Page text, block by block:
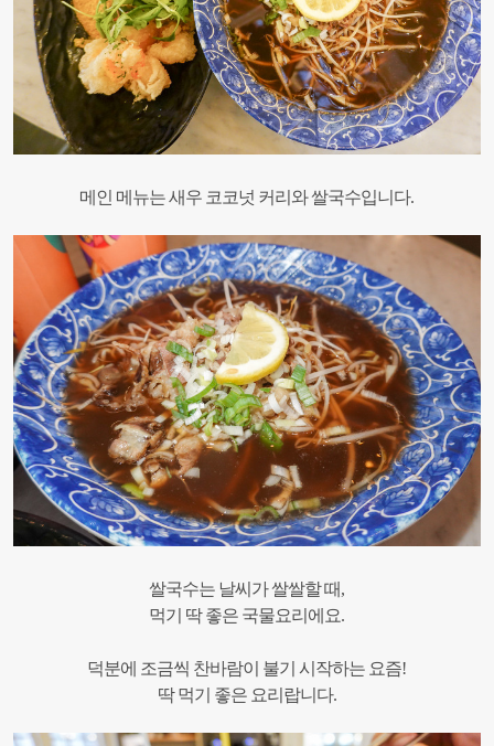
메인 메뉴는 새우 코코넛 커리와 쌀국수입니다.
쌀국수는 날씨가 쌀쌀할 때,
먹기 딱 좋은 국물요리에요.
덕분에 조금씩 찬바람이 불기 시작하는 요즘!
딱 먹기 좋은 요리랍니다.